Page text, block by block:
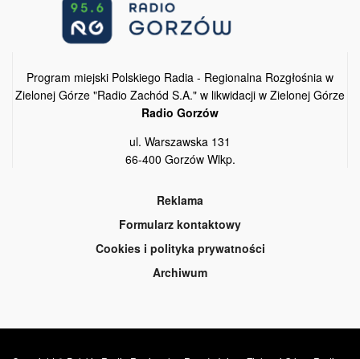
Program miejski Polskiego Radia - Regionalna Rozgłośnia w
Zielonej Górze "Radio Zachód S.A." w likwidacji w Zielonej Górze
Radio Gorzów
ul. Warszawska 131
66-400 Gorzów Wlkp.
Reklama
Formularz kontaktowy
Cookies i polityka prywatności
Archiwum